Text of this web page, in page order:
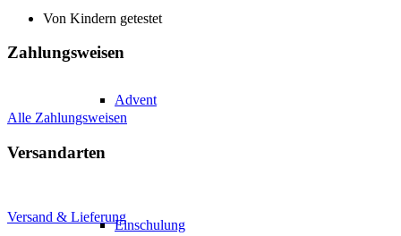
Advent
Einschulung
Von Kindern getestet
Zahlungsweisen
Alle Zahlungsweisen
Versandarten
Versand & Lieferung